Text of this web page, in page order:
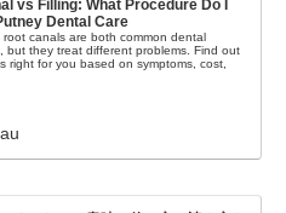
vs Filling: What Procedure Do I
Dental Care
root canals are both common dental
but they treat different problems. Find out
right for you based on symptoms, cost,